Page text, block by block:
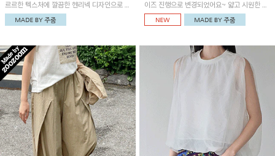
르르한 텍스처에 깔끔한 헨리넥 디자인으로 제
작된 블라우스예요~볼륨감있는 소매 셔링과
세련된 나염패턴으로 유니크한 매력 UP!
이즈 진행으로 변경되었어요~ 얇고 시원한 원
단으로 제작된 와이드팬츠! 베이직한 디자인으
로 코디 활용도가 높은 아이템이에요~